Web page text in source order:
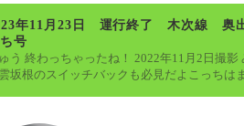
年11月23日 運行終了 木次線 奥
号
う 終わっちゃったね！ 2022年11月2日撮影
坂根のスイッチバックも必見だよこっちは